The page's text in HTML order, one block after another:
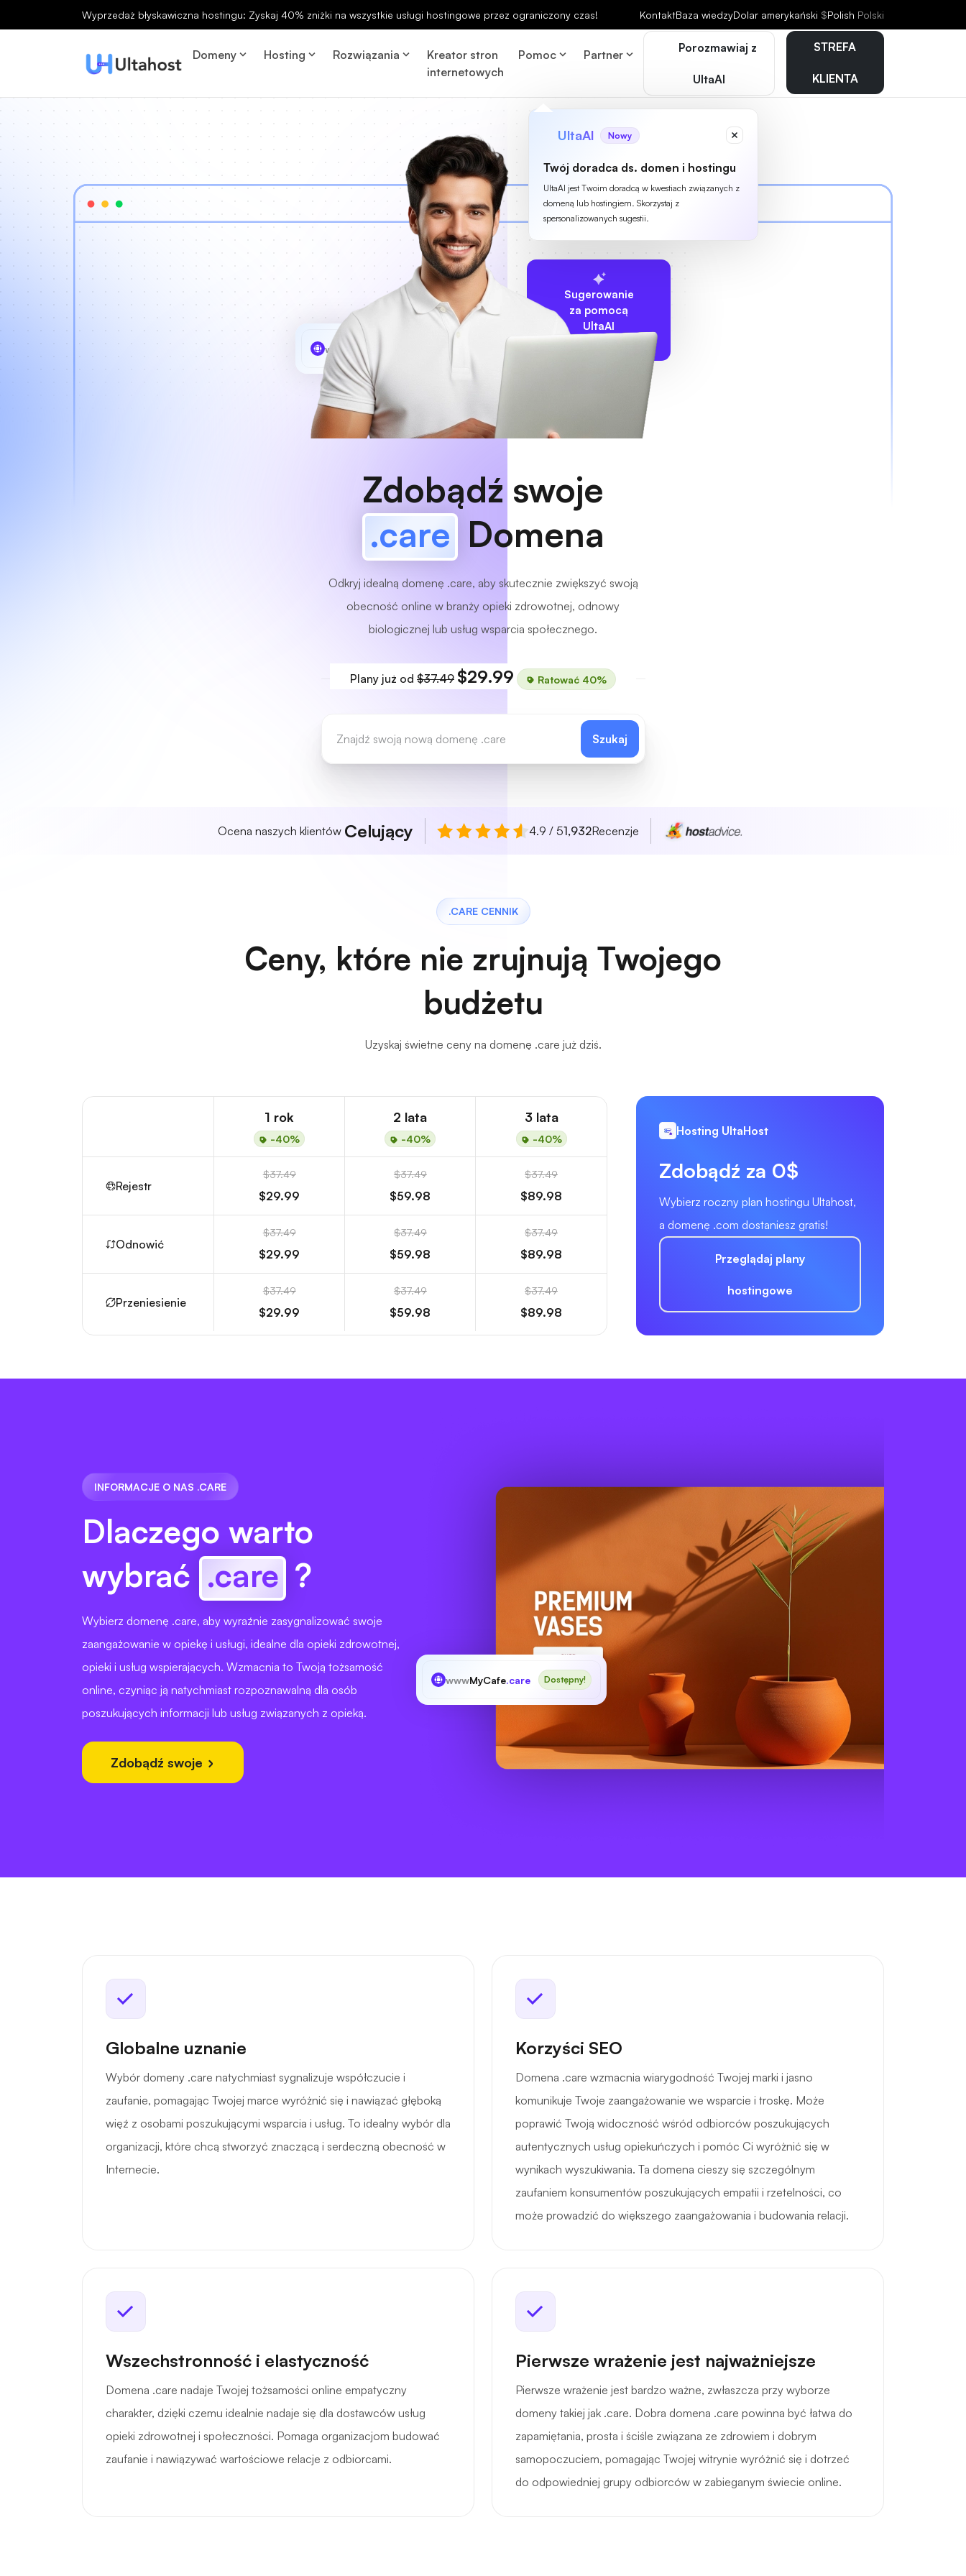
Wyprzedaż błyskawiczna hostingu: Zyskaj 40% zniżki na wszystkie usługi hostingowe przez ograniczony czas! KontaktBaza wiedzyDolar amerykański $Polish Polski
Domeny Hosting Rozwiązania
Kreator stron
internetowych
Pomoc Partner Porozmawiaj z
UltaAI
UltaAI Nowy
Twój doradca ds. domen i hostingu
UltaAI jest Twoim doradcą w kwestiach związanych z
domeną lub hostingiem. Skorzystaj z
spersonalizowanych sugestii.
STREFA
KLIENTA
Sugerowanie
za pomocą
UltaAI
www MyCafe
Zdobądź swoje
.care Domena
Odkryj idealną domenę .care, aby skutecznie zwiększyć swoją
obecność online w branży opieki zdrowotnej, odnowy
biologicznej lub usług wsparcia społecznego.
Plany już od $37.49 $29.99 Ratować 40%
Szukaj
Ocena naszych klientów Celujący 4.9 / 51,932Recenzje
.CARE CENNIK
Ceny, które nie zrujnują Twojego
budżetu
Uzyskaj świetne ceny na domenę .care już dziś.
1 rok
-40%
2 lata
-40%
3 lata
-40%
Rejestr
$37.49
$29.99
$37.49
$59.98
$37.49
$89.98
Odnowić
$37.49
$29.99
$37.49
$59.98
$37.49
$89.98
Przeniesienie
$37.49
$29.99
$37.49
$59.98
$37.49
$89.98
Hosting UltaHost
Zdobądź za 0$
Wybierz roczny plan hostingu Ultahost,
a domenę .com dostaniesz gratis!
Przeglądaj plany
hostingowe
INFORMACJE O NAS .CARE
Dlaczego warto
wybrać .care ?
Wybierz domenę .care, aby wyraźnie zasygnalizować swoje
zaangażowanie w opiekę i usługi, idealne dla opieki zdrowotnej,
opieki i usług wspierających. Wzmacnia to Twoją tożsamość
online, czyniąc ją natychmiast rozpoznawalną dla osób
poszukujących informacji lub usług związanych z opieką.
Zdobądź swoje
wwwMyCafe.care Dostępny!
Globalne uznanie
Wybór domeny .care natychmiast sygnalizuje współczucie i
zaufanie, pomagając Twojej marce wyróżnić się i nawiązać głęboką
więź z osobami poszukującymi wsparcia i usług. To idealny wybór dla
organizacji, które chcą stworzyć znaczącą i serdeczną obecność w
Internecie.
Korzyści SEO
Domena .care wzmacnia wiarygodność Twojej marki i jasno
komunikuje Twoje zaangażowanie we wsparcie i troskę. Może
poprawić Twoją widoczność wśród odbiorców poszukujących
autentycznych usług opiekuńczych i pomóc Ci wyróżnić się w
wynikach wyszukiwania. Ta domena cieszy się szczególnym
zaufaniem konsumentów poszukujących empatii i rzetelności, co
może prowadzić do większego zaangażowania i budowania relacji.
Wszechstronność i elastyczność
Domena .care nadaje Twojej tożsamości online empatyczny
charakter, dzięki czemu idealnie nadaje się dla dostawców usług
opieki zdrowotnej i społeczności. Pomaga organizacjom budować
zaufanie i nawiązywać wartościowe relacje z odbiorcami.
Pierwsze wrażenie jest najważniejsze
Pierwsze wrażenie jest bardzo ważne, zwłaszcza przy wyborze
domeny takiej jak .care. Dobra domena .care powinna być łatwa do
zapamiętania, prosta i ściśle związana ze zdrowiem i dobrym
samopoczuciem, pomagając Twojej witrynie wyróżnić się i dotrzeć
do odpowiedniej grupy odbiorców w zabieganym świecie online.